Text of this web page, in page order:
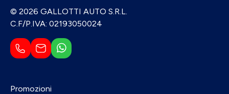
© 2026 GALLOTTI AUTO S.R.L.
C.F/P.IVA: 02193050024
Promozioni